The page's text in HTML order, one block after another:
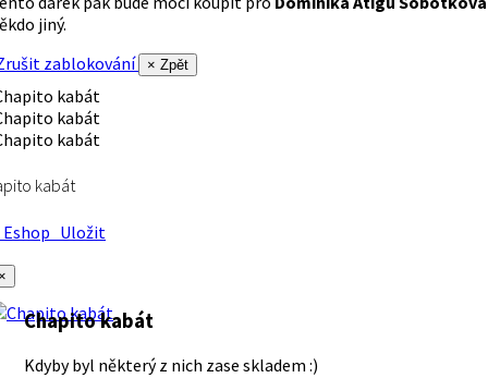
jiný.
zablokování
× Zpět
kabát
Uložit
Chapito kabát
Kdyby byl některý z nich zase skladem :)